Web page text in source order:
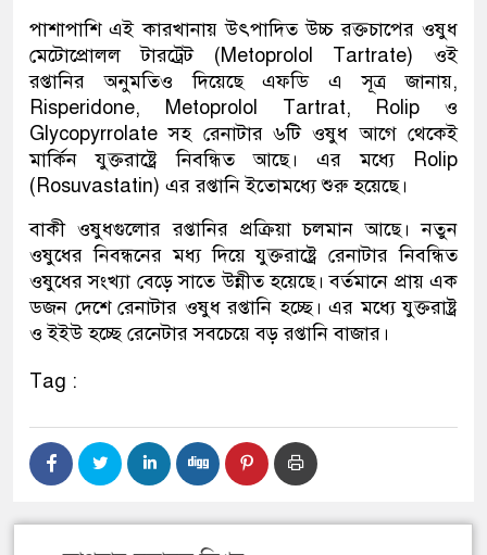
পাশাপাশি এই কারখানায় উৎপাদিত উচ্চ রক্তচাপের ওষুধ
মেটোপ্রোলল টারট্রেট (Metoprolol Tartrate) ওই
রপ্তানির অনুমতিও দিয়েছে এফডি এ সূত্র জানায়,
Risperidone, Metoprolol Tartrat, Rolip ও
Glycopyrrolate সহ রেনাটার ৬টি ওষুধ আগে থেকেই
মার্কিন যুক্তরাষ্ট্রে নিবন্ধিত আছে। এর মধ্যে Rolip
(Rosuvastatin) এর রপ্তানি ইতোমধ্যে শুরু হয়েছে।
বাকী ওষুধগুলোর রপ্তানির প্রক্রিয়া চলমান আছে। নতুন
ওষুধের নিবন্ধনের মধ্য দিয়ে যুক্তরাষ্ট্রে রেনাটার নিবন্ধিত
ওষুধের সংখ্যা বেড়ে সাতে উন্নীত হয়েছে। বর্তমানে প্রায় এক
ডজন দেশে রেনাটার ওষুধ রপ্তানি হচ্ছে। এর মধ্যে যুক্তরাষ্ট্র
ও ইইউ হচ্ছে রেনেটার সবচেয়ে বড় রপ্তানি বাজার।
Tag :